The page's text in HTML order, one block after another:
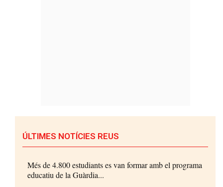
ÚLTIMES NOTÍCIES REUS
Més de 4.800 estudiants es van formar amb el programa
educatiu de la Guàrdia...